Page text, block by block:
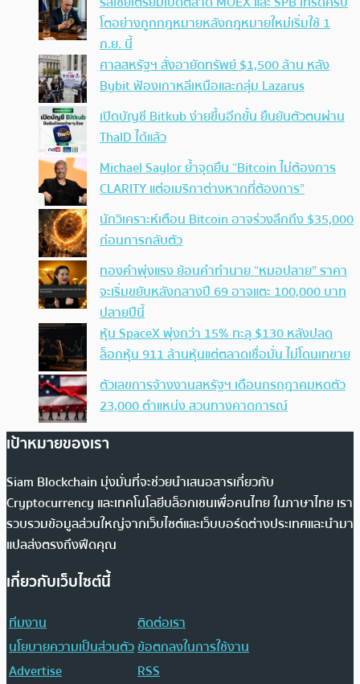
โตอย่างถูกกฎหมายหลังกฎหมายใหม่เริ่มใช้ 1
ก.ย. นี้
ศาลสหรัฐฯ สั่งอายัดทรัพย์ $1,500 ล้าน หลัง
Bybit ฟ้องเกาหลีเหนือและกลุ่ม Lazarus
เปิดบัญชี Bitkub ง่ายขึ้นอีกขั้น ยืนยันตัวตนผ่าน
ThaID ได้แล้ว
Michael Saylor ย้ำจุดยืน “Bitcoin ไม่ต้องการ
CLARITY แต่อเมริกาต่างหากที่ต้องการ”
นักวิเคราะห์เตือน Bitcoin อาจร่วงลึกถึง $35,000
ก่อนการกลับตัว
ทองคำพุ่งแรง ย้อนคำทำนาย “หมอปลาย” ราคา
จะเริ่มขยับหลังกลางปี 69 อาจแตะ 100,000 บาท
ปลายปีนี้
หุ้น SpaceX พุ่งกว่า 15% ทะลุ $130 หลังปลด
ล็อกหุ้น 911 ล้านหุ้นแต่ตลาดเชื่อมั่น ไม่โดนเทขาย
ตัวเลขการจ้างงานสหรัฐฯ เดือนกรกฎาคมหดตัว
23,000 ตำแหน่ง สวนทางคาดการณ์
เป้าหมายของเรา
Siam Blockchain มุ่งมั่นที่จะช่วยนำเสนอสารเกี่ยวกับ
Cryptocurrency และเทคโนโลยีบล็อกเชนเพื่อคนไทย ในภาษาไทย เรา
รวบรวมข้อมูลส่วนใหญ่จากเว็บไซต์และเว็บบอร์ดต่างประเทศและนำมา
แปลส่งตรงถึงฟีดคุณ
เกี่ยวกับเว็บไซต์นี้
ทีมงาน
ติดต่อเรา
นโยบายความเป็นส่วนตัวข้อตกลงในการใช้งาน
Advertise
RSS